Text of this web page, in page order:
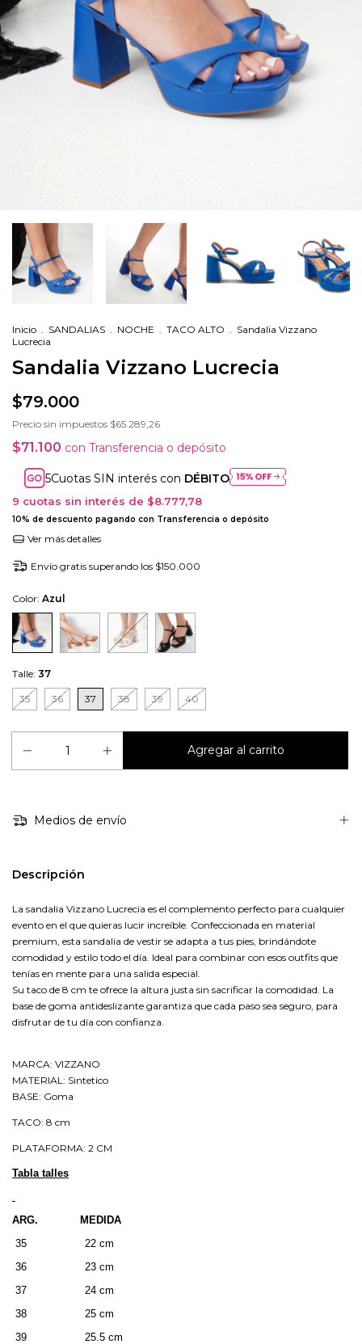
Inicio . SANDALIAS . NOCHE . TACO ALTO . Sandalia Vizzano
Lucrecia
Sandalia Vizzano Lucrecia
$79.000
Precio sin impuestos $65.289,26
$71.100 con Transferencia o depósito
Cuotas SIN interés con DÉBITO
9 cuotas sin interés de $8.777,78
10% de descuento pagando con Transferencia o depósito
Ver más detalles
Envío gratis superando los $150.000
Color: Azul
Talle: 37
35 36 37 38 39 40
Medios de envío
Descripción
La sandalia Vizzano Lucrecia es el complemento perfecto para cualquier
evento en el que quieras lucir increíble. Confeccionada en material
premium, esta sandalia de vestir se adapta a tus pies, brindándote
comodidad y estilo todo el día. Ideal para combinar con esos outfits que
tenías en mente para una salida especial.
Su taco de 8 cm te ofrece la altura justa sin sacrificar la comodidad. La
base de goma antideslizante garantiza que cada paso sea seguro, para
disfrutar de tu día con confianza.
MARCA: VIZZANO
MATERIAL: Sintetico
BASE: Goma
TACO: 8 cm
PLATAFORMA: 2 CM
Tabla talles
ARG. MEDIDA
35 22 cm
36 23 cm
37 24 cm
38 25 cm
39 25.5 cm